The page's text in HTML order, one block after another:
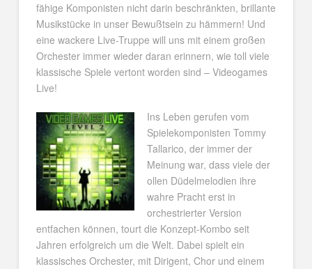
fähige Komponisten nicht darin beschränkten, brillante
Musikstücke in unser Bewußtsein zu hämmern! Und
eine wackere Live-Truppe will uns mit einem großen
Orchester immer wieder daran erinnern, wie toll viele
klassische Spiele vertont worden sind – Videogames
Live!
Ins Leben gerufen vom
Spielekomponisten Tommy
Tallarico, der immer der
Meinung war, dass viele der
ollen Düdelmelodien ihre
wahre Pracht erst in
orchestrierter Version
entfachen können, tourt die Konzept-Kombo seit
Jahren erfolgreich um die Welt. Dabei spielt ein
klassisches Orchester, mit Dirigent, Chor und einem